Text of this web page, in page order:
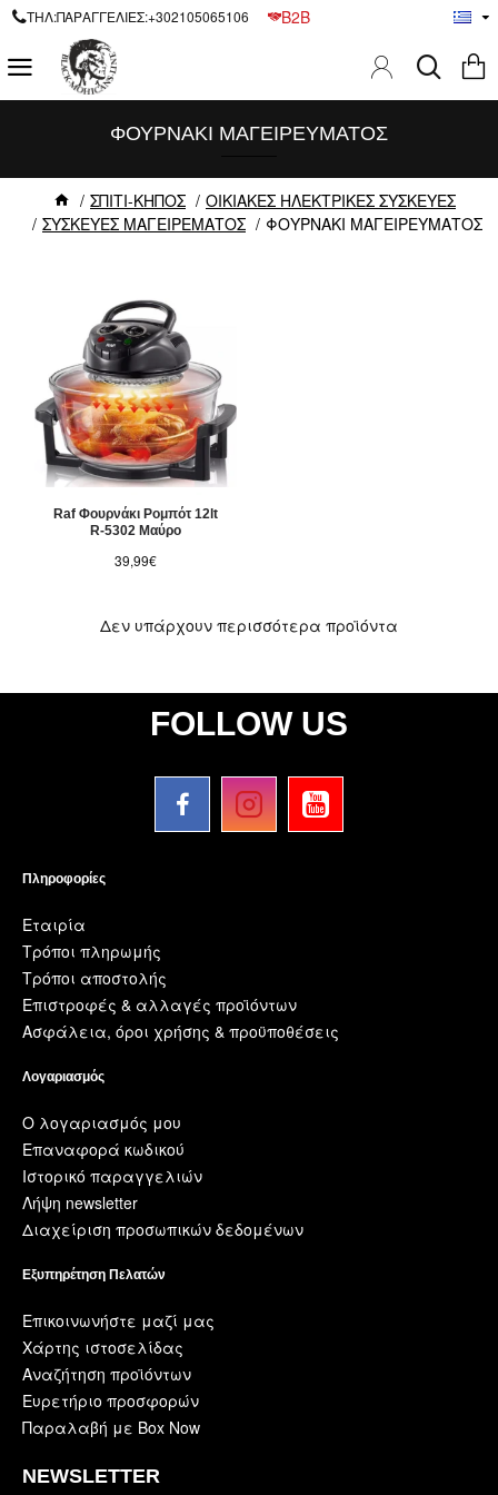
ΤΗΛ:ΠΑΡΑΓΓΕΛΙΕΣ:+302105065106 B2B
ΣΠΙΤΙ-ΚΗΠΟΣ
ΟΙΚΙΑΚΕΣ ΗΛΕΚΤΡΙΚΕΣ ΣΥΣΚΕΥΕΣ
ΣΥΣΚΕΥΕΣ ΜΑΓΕΙΡΕΜΑΤΟΣ
ΦΟΥΡΝΑΚΙ ΜΑΓΕΙΡΕΥΜΑΤΟΣ
ΦΟΥΡΝΑΚΙ ΜΑΓΕΙΡΕΥΜΑΤΟΣ
Raf Φουρνάκι Ρομπότ 12lt
R-5302 Μαύρο
39,99€
Δεν υπάρχουν περισσότερα προϊόντα
FOLLOW US
Πληροφορίες
Εταιρία
Τρόποι πληρωμής
Τρόποι αποστολής
Επιστροφές & αλλαγές προϊόντων
Ασφάλεια, όροι χρήσης & προϋποθέσεις
Λογαριασμός
Ο λογαριασμός μου
Επαναφορά κωδικού
Ιστορικό παραγγελιών
Λήψη newsletter
Διαχείριση προσωπικών δεδομένων
Εξυπηρέτηση Πελατών
Επικοινωνήστε μαζί μας
Χάρτης ιστοσελίδας
Αναζήτηση προϊόντων
Ευρετήριο προσφορών
Παραλαβή με Box Now
NEWSLETTER